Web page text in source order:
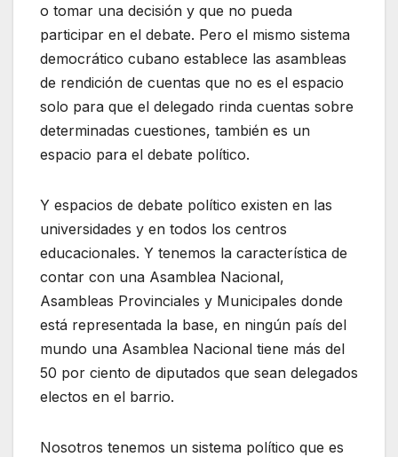
o tomar una decisión y que no pueda
participar en el debate. Pero el mismo sistema
democrático cubano establece las asambleas
de rendición de cuentas que no es el espacio
solo para que el delegado rinda cuentas sobre
determinadas cuestiones, también es un
espacio para el debate político.
Y espacios de debate político existen en las
universidades y en todos los centros
educacionales. Y tenemos la característica de
contar con una Asamblea Nacional,
Asambleas Provinciales y Municipales donde
está representada la base, en ningún país del
mundo una Asamblea Nacional tiene más del
50 por ciento de diputados que sean delegados
electos en el barrio.
Nosotros tenemos un sistema político que es